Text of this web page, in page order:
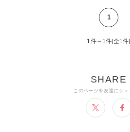
1
1件～1件[全1件]